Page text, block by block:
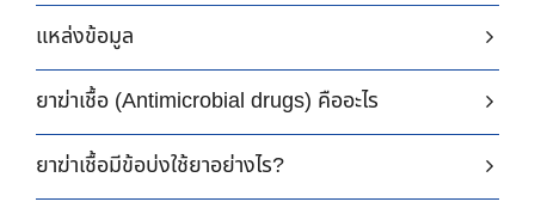
แหล่งข้อมูล
ยาฆ่าเชื้อ (Antimicrobial drugs) คืออะไร
ยาฆ่าเชื้อมีข้อบ่งใช้ยาอย่างไร?